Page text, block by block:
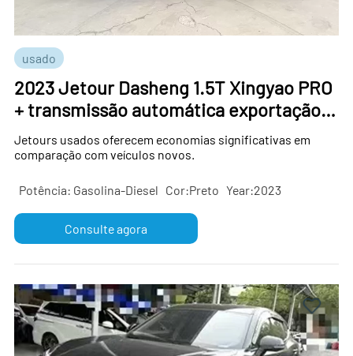
usado
2023 Jetour Dasheng 1.5T Xingyao PRO
+ transmissão automática exportação
de carros usados ​​da China
Jetours usados ​​oferecem economias significativas em
comparação com veículos novos.
Potência: Gasolina-Diesel Cor:Preto Year:2023
Consulte agora